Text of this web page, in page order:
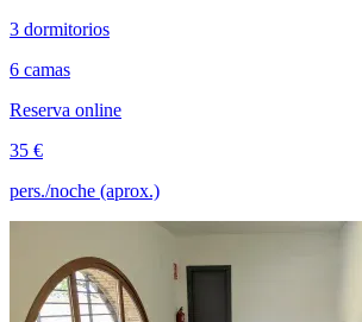
3 dormitorios
6 camas
Reserva online
35 €
pers./noche (aprox.)